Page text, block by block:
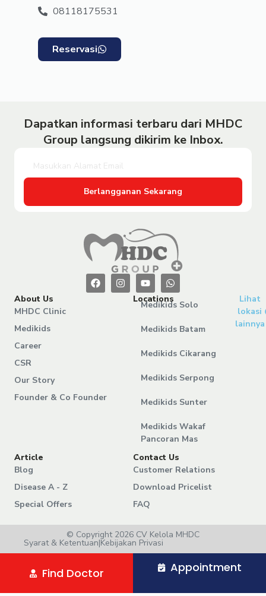
08118175531
Reservasi
Dapatkan informasi terbaru dari MHDC
Group langsung dikirim ke Inbox.
Berlangganan Sekarang
About Us
MHDC Clinic
Medikids
Career
CSR
Our Story
Founder & Co Founder
Locations
Medikids Solo
Medikids Batam
Medikids Cikarang
Medikids Serpong
Medikids Sunter
Medikids Wakaf
Pancoran Mas
Lihat
lokasi
lainnya
Article
Blog
Disease A - Z
Special Offers
Contact Us
Customer Relations
Download Pricelist
FAQ
© Copyright 2026 CV Kelola MHDC
Syarat & Ketentuan|Kebijakan Privasi
Find Doctor Appointment